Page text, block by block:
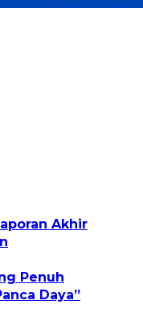
Akhir
Penuh
Daya”